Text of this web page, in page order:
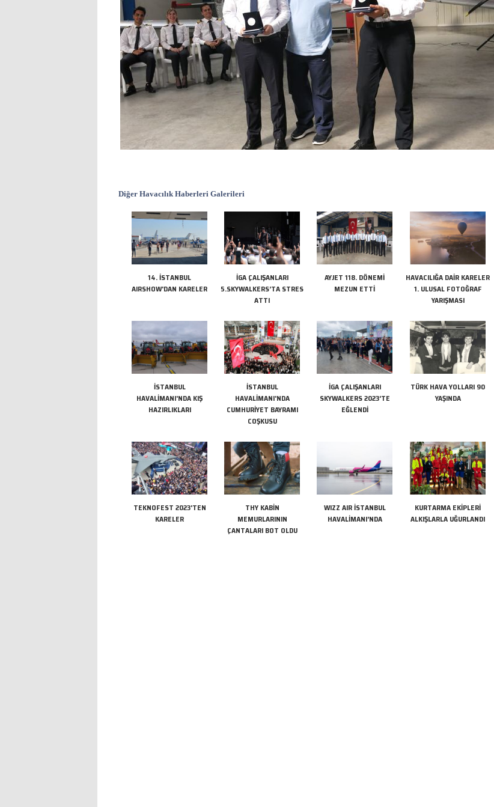
Diğer Havacılık Haberleri Galerileri
14. İSTANBUL
AIRSHOW'DAN KARELER
İGA ÇALIŞANLARI
5.SKYWALKERS’TA STRES
ATTI
AYJET 118. DÖNEMİ
MEZUN ETTİ
HAVACILIĞA DAİR KARELER
1. ULUSAL FOTOĞRAF
YARIŞMASI
İSTANBUL
HAVALİMANI'NDA KIŞ
HAZIRLIKLARI
İSTANBUL
HAVALİMANI'NDA
CUMHURİYET BAYRAMI
COŞKUSU
İGA ÇALIŞANLARI
SKYWALKERS 2023’TE
EĞLENDİ
TÜRK HAVA YOLLARI 90
YAŞINDA
TEKNOFEST 2023'TEN
KARELER
THY KABİN
MEMURLARININ
ÇANTALARI BOT OLDU
WIZZ AIR İSTANBUL
HAVALİMANI’NDA
KURTARMA EKİPLERİ
ALKIŞLARLA UĞURLANDI